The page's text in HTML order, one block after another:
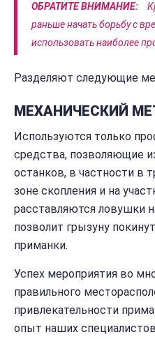
ОБРАТИТЕ ВНИМАНИЕ:
раньше начать борьбу с
использовать наиболее
Разделяют следующие
МЕХАНИЧЕСКИЙ
Используются только
средства, позволяющие
останков, в частности в
зоне скопления и на
расставляются ловушки
позволит грызуну
приманки.
Успех мероприятия во
правильного
привлекательности
опыт наших